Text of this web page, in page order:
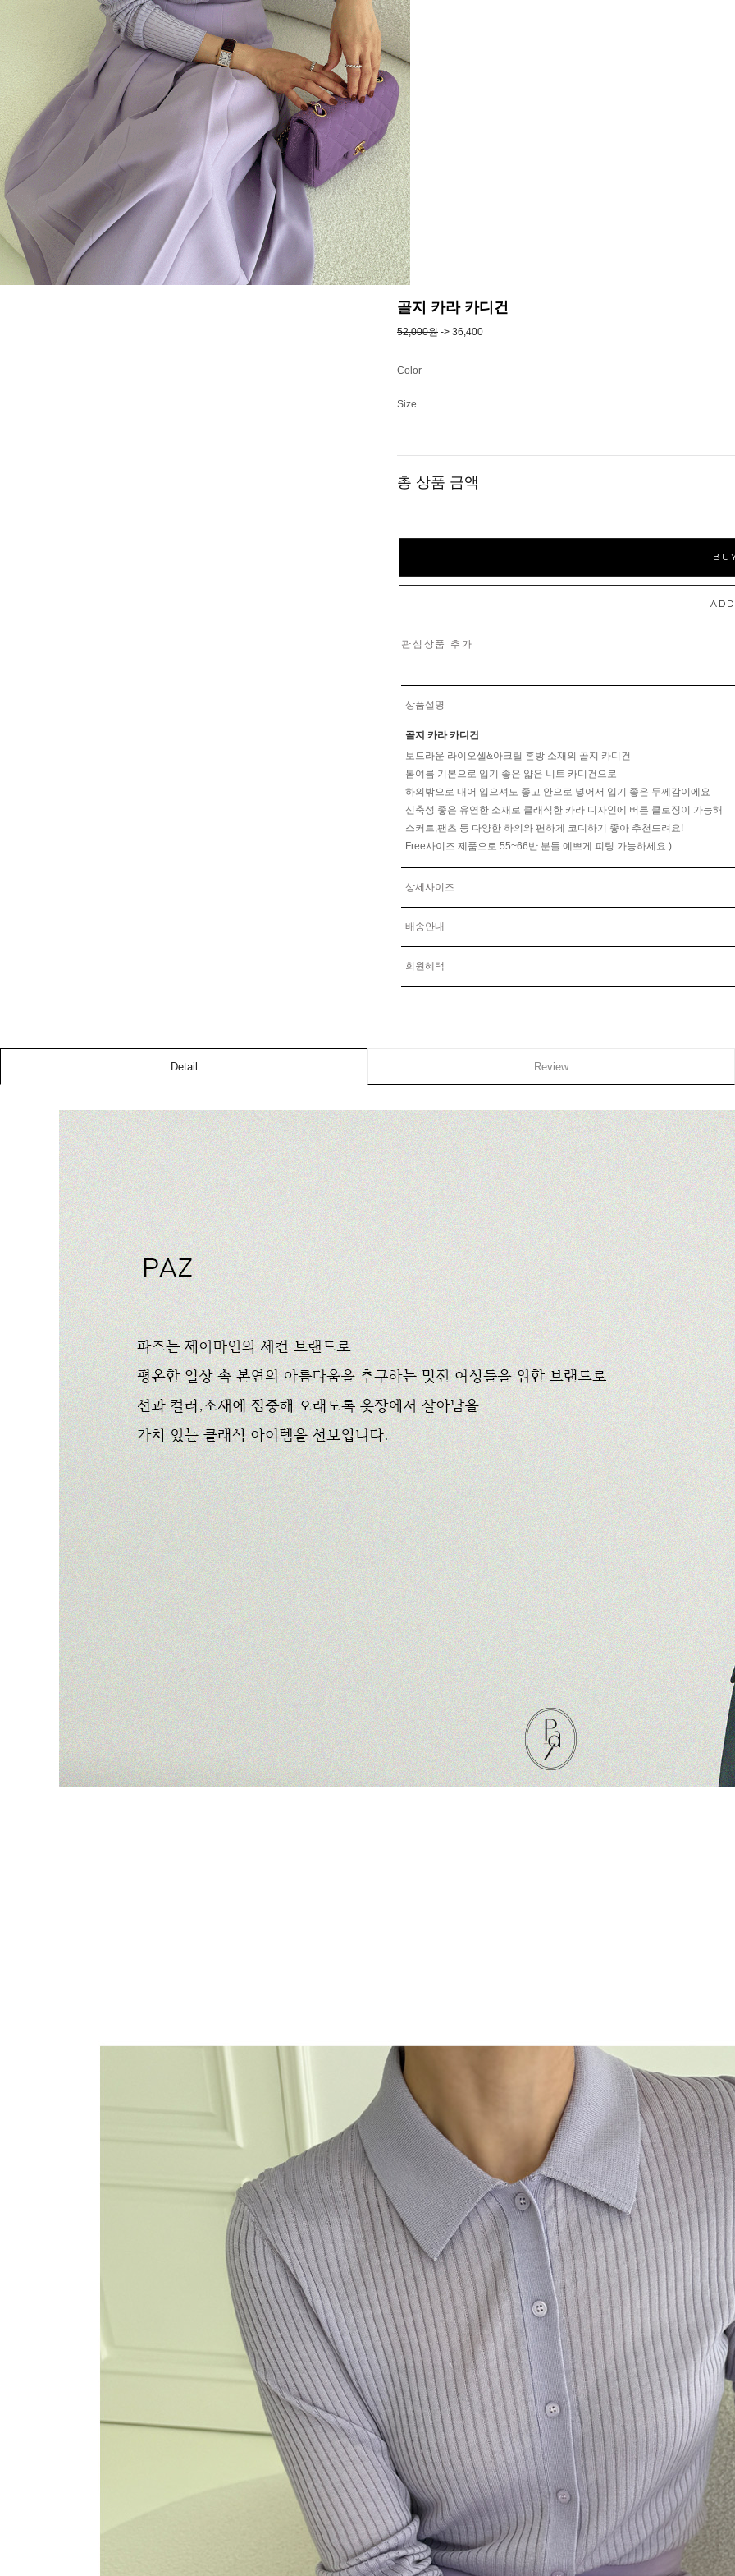
골지 카라 카디건
52,000원 -> 36,400
Color
Size
총 상품 금액
관심상품 추가
상품설명
골지 카라 카디건
보드라운 라이오셀&아크릴 혼방 소재의 골지 카디건
봄여름 기본으로 입기 좋은 얇은 니트 카디건으로
하의밖으로 내어 입으셔도 좋고 안으로 넣어서 입기 좋은 두께감이에요
신축성 좋은 유연한 소재로 클래식한 카라 디자인에 버튼 클로징이 가능해
스커트,팬츠 등 다양한 하의와 편하게 코디하기 좋아 추천드려요!
Free사이즈 제품으로 55~66반 분들 예쁘게 피팅 가능하세요:)
상세사이즈
배송안내
회원혜택
Detail Review